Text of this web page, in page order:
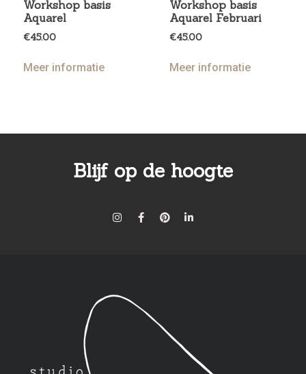
Workshop basis
Aquarel
€45.00
Meer informatie
Workshop basis
Aquarel Februari
€45.00
Meer informatie
Blijf op de hoogte